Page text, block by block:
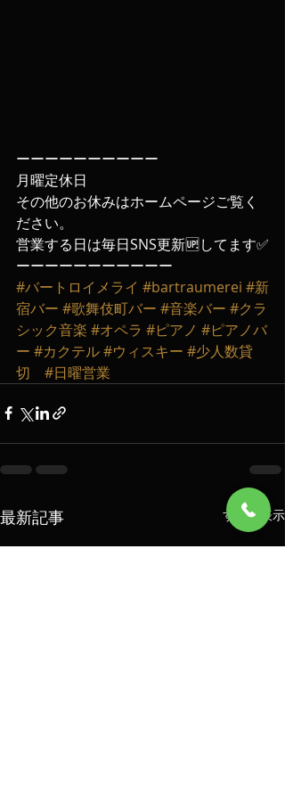
ーーーーーーーーーー
月曜定休日
その他のお休みはホームページご覧く
ださい。
営業する日は毎日SNS更新🆙してます✅
ーーーーーーーーーーー
#バートロイメライ #bartraumerei #新
宿バー #歌舞伎町バー #音楽バー #クラ
シック音楽 #オペラ #ピアノ #ピアノバ
ー #カクテル#ウィスキー #少人数貸
切
#日曜営業
最新記事 すべて表示